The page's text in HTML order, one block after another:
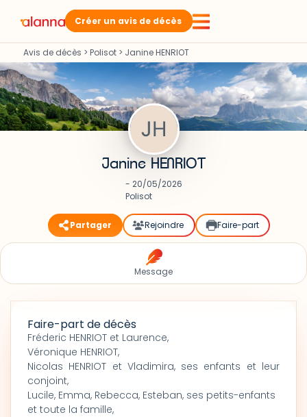
Créer un avis de décès
Avis de décès > Polisot > Janine HENRIOT
Janine HENRIOT
- 20/05/2026
Polisot
Partager Rejoindre Faire-part
Message
Faire-part de décès
Fréderic HENRIOT et Laurence,
Véronique HENRIOT,
Nicolas HENRIOT et Vladimira, ses enfants et leur
conjoint,
Lucile, Emma, Rebecca, Esteban, ses petits-enfants
et toute la famille,